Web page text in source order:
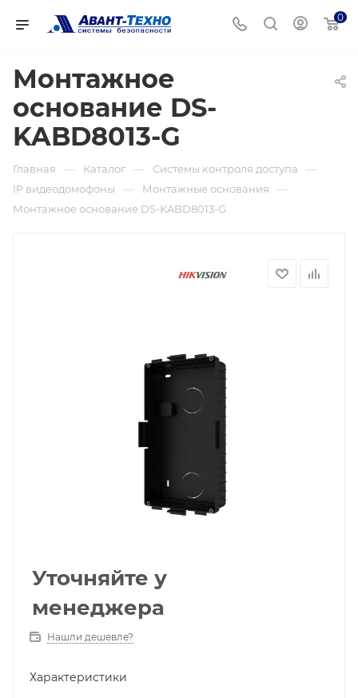
0
Монтажное
основание DS-
KABD8013-G
Главная — Каталог — Системы контроля доступа —
IP видеодомофоны — Монтажные основания —
Монтажное основание DS-KABD8013-G
Уточняйте у
менеджера
Нашли дешевле?
Характеристики